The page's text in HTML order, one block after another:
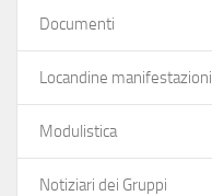
Documenti
Locandine manifestazioni
Modulistica
Notiziari dei Gruppi